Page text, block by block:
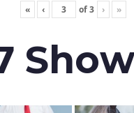
« ‹ of3 › »